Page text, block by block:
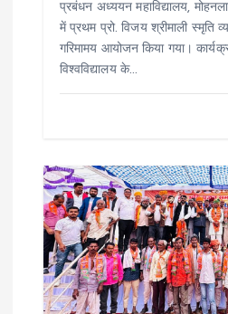
प्रबंधन अध्ययन महाविद्यालय,
में प्रथम प्रो. विजय श्रीमाली स्मृति
गरिमामय आयोजन किया गया।
विश्वविद्यालय के…